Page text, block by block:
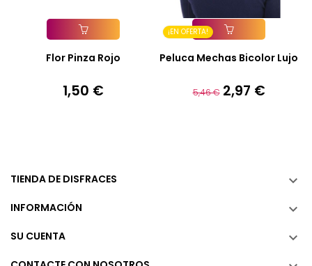
Añadir A La Cesta
Flor Pinza Rojo
Precio
1,50 €
¡EN OFERTA!
Añadir A La Cesta
Peluca Mechas Bicolor Lujo
Precio
5,46 € Precio
2,97 €
TIENDA DE DISFRACES 
INFORMACIÓN 
SU CUENTA 